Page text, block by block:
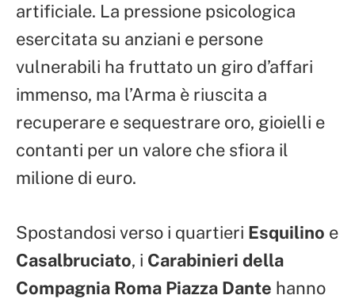
artificiale. La pressione psicologica
esercitata su anziani e persone
vulnerabili ha fruttato un giro d’affari
immenso, ma l’Arma è riuscita a
recuperare e sequestrare oro, gioielli e
contanti per un valore che sfiora il
milione di euro.
Spostandosi verso i quartieri Esquilino e
Casalbruciato, i Carabinieri della
Compagnia Roma Piazza Dante hanno